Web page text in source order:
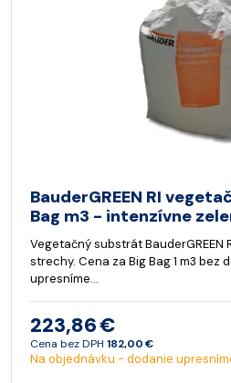
BauderGREEN RI
Bag m3 - intenzívne
Vegetačný substrát BauderGREEN
strechy. Cena za Big Bag 1 m3 bez
upresníme…
223,86 €
Cena bez DPH 182,00 €
Na objednávku - dodanie